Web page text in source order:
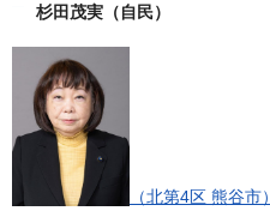
杉田茂実（自民）
（北第4区 熊谷市）